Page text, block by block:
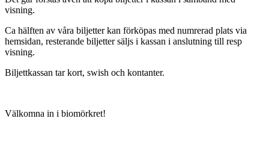
visning.
Ca hälften av våra biljetter kan förköpas med numrerad plats via
hemsidan, resterande biljetter säljs i kassan i anslutning till resp
visning.
Biljettkassan tar kort, swish och kontanter.
Välkomna in i biomörkret!